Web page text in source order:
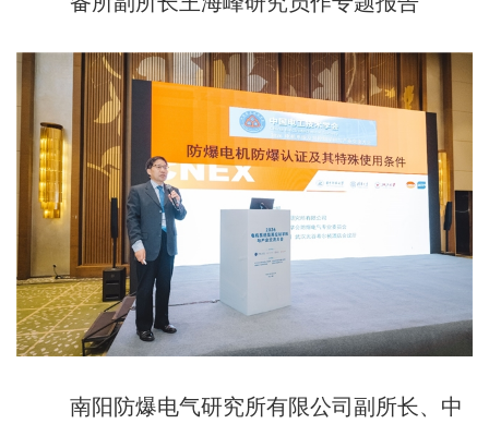
南阳防爆电气研究所有限公司副所长、中